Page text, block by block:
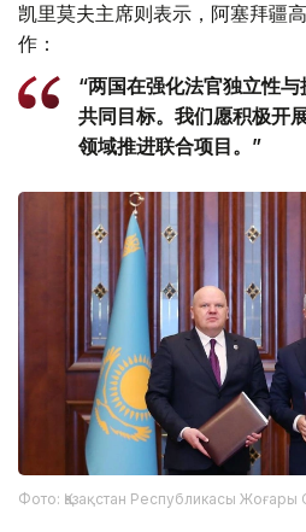
凯里莫夫主席则表示，阿塞拜疆
作：
“两国在强化法官独立性
共同目标。我们愿积极开
领域推进联合项目。”
Фото: Қазақстан Республикасы Жоғары